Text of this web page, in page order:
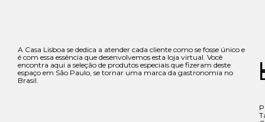
A Casa Lisboa se dedica a atender cada cliente como se fosse único e
é com essa essência que desenvolvemos esta loja virtual. Você
encontra aqui a seleção de produtos especiais que fizeram deste
espaço em São Paulo, se tornar uma marca da gastronomia no
Brasil.